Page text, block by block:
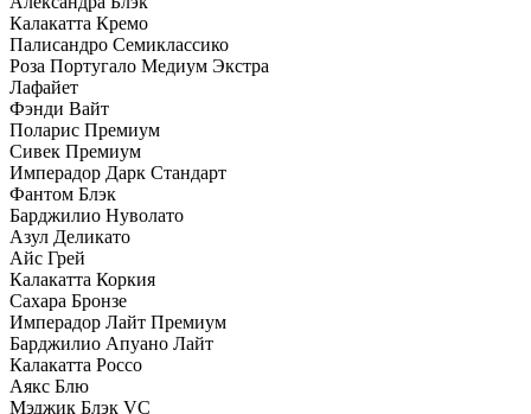
Калакатта Кремо
Палисандро Семиклассико
Роза Португало Медиум Экстра
Лафайет
Фэнди Вайт
Поларис Премиум
Сивек Премиум
Имперадор Дарк Стандарт
Фантом Блэк
Барджилио Нуволато
Азул Деликато
Айс Грей
Калакатта Коркия
Сахара Бронзе
Имперадор Лайт Премиум
Барджилио Апуано Лайт
Калакатта Россо
Аякс Блю
Мэджик Блэк VC